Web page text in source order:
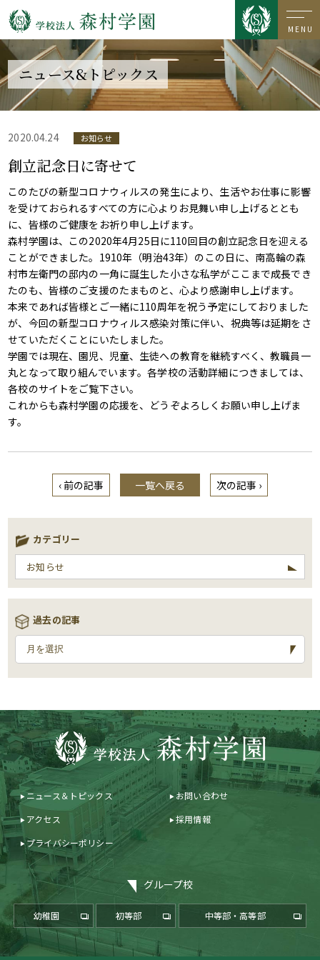
MENU
ニュース&トピックス
2020.04.24 お知らせ
創立記念日に寄せて
このたびの新型コロナウィルスの発生により、生活やお仕事に影響
を受けておられるすべての方に心よりお見舞い申し上げるととも
に、皆様のご健康をお祈り申し上げます。
森村学園は、この2020年4月25日に110回目の創立記念日を迎える
ことができました。1910年（明治43年）のこの日に、南高輪の森
村市左衛門の邸内の一角に誕生した小さな私学がここまで成長でき
たのも、皆様のご支援のたまものと、心より感謝申し上げます。
本来であれば皆様とご一緒に110周年を祝う予定にしておりました
が、今回の新型コロナウィルス感染対策に伴い、祝典等は延期をさ
せていただくことにいたしました。
学園では現在、園児、児童、生徒への教育を継続すべく、教職員一
丸となって取り組んでいます。各学校の活動詳細につきましては、
各校のサイトをご覧下さい。
これからも森村学園の応援を、どうぞよろしくお願い申し上げま
す。
‹ 前の記事 一覧へ戻る 次の記事 ›
カテゴリー
お知らせ
過去の記事
ニュース＆トピックス
お問い合わせ
アクセス
採用情報
プライバシーポリシー
グループ校
幼稚園 初等部 中等部・高等部